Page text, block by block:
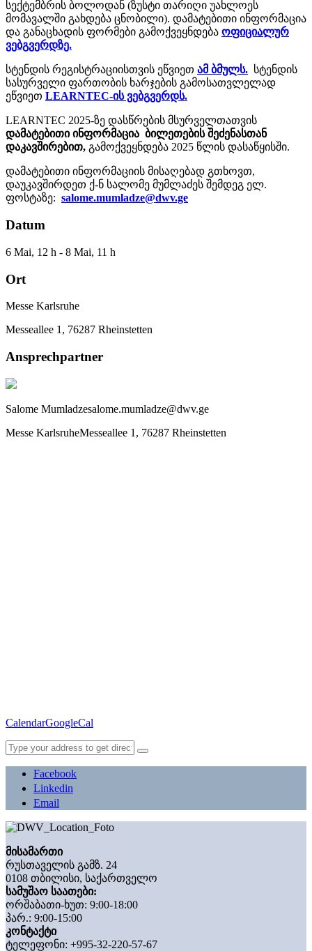
სექტემბრის ბოლოდან (ზუსტი თარიღი უახლოეს
მომავალში გახდება ცნობილი). დამატებითი ინფორმაცია
და განაცხადის ფორმები გამოქვეყნდება ოფიციალურ
ვებგვერდზე.
სტენდის რეგისტრაციისთვის ეწვიეთ ამ ბმულს. სტენდის
სასურველი ფართობის ხარჯების გამოსათვლელად
ეწვიეთ LEARNTEC-ის ვებგვერდს.
LEARNTEC 2025-ზე დასწრების მსურველთათვის
დამატებითი ინფორმაცია ბილეთების შეძენასთან
დაკავშირებით, გამოქვეყნდება 2025 წლის დასაწყისში.
დამატებითი ინფორმაციის მისაღებად გთხოვთ,
დაუკავშირდეთ ქ-ნ სალომე მუმლაძეს შემდეგ ელ.
ფოსტაზე: salome.mumladze@dwv.ge
Datum
6 Mai, 12 h - 8 Mai, 11 h
Ort
Messe Karlsruhe
Messeallee 1, 76287 Rheinstetten
Ansprechpartner
Salome Mumladzesalome.mumladze@dwv.ge
Messe KarlsruheMesseallee 1, 76287 Rheinstetten
CalendarGoogleCal
Facebook
Linkedin
Email
მისამართი
რუსთაველის გამზ. 24
0108 თბილისი, საქართველო
სამუშაო საათები:
ორშაბათი-ხუთ: 9:00-18:00
პარ.: 9:00-15:00
კონტაქტი
ტელეფონი: +995-32-220-57-67